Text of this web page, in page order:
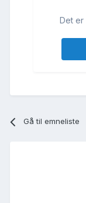
Det er
Gå til emneliste